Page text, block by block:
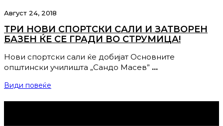
Август 24, 2018
ТРИ НОВИ СПОРТСКИ САЛИ И ЗАТВОРЕН
БАЗЕН ЌЕ СЕ ГРАДИ ВО СТРУМИЦА!
Нови спортски сали ќе добијат Основните
општински училишта „Сандо Масев” …
Види повеќе